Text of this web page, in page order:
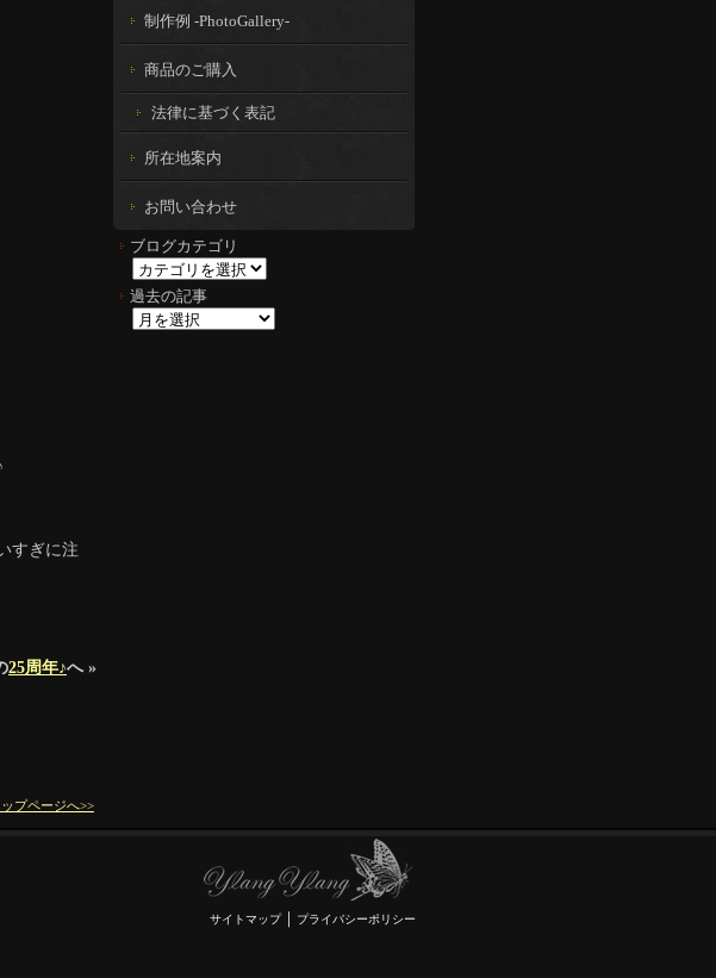
制作例 -PhotoGallery-
商品のご購入
法律に基づく表記
所在地案内
お問い合わせ
ブログカテゴリ
過去の記事
すぎに注
25周年♪へ »
ップページへ>>
サイトマップ｜ プライバシーポリシー